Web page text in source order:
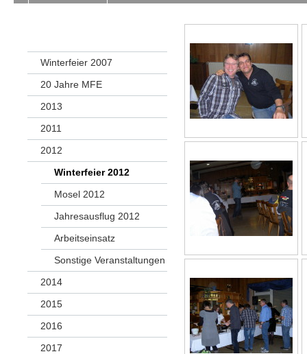
Winterfeier 2007
20 Jahre MFE
2013
2011
2012
Winterfeier 2012
Mosel 2012
Jahresausflug 2012
Arbeitseinsatz
Sonstige Veranstaltungen
2014
2015
2016
2017